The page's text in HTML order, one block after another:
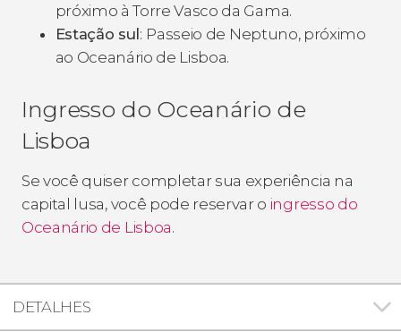
próximo à Torre Vasco da Gama.
Estação sul: Passeio de Neptuno, próximo
ao Oceanário de Lisboa.
Ingresso do Oceanário de
Lisboa
Se você quiser completar sua experiência na
capital lusa, você pode reservar o ingresso do
Oceanário de Lisboa.
DETALHES